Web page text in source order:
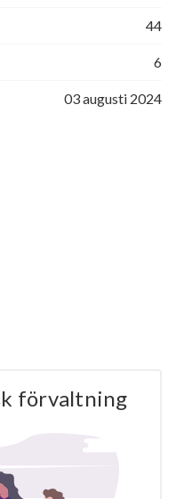
44
6
03 augusti 2024
förvaltning